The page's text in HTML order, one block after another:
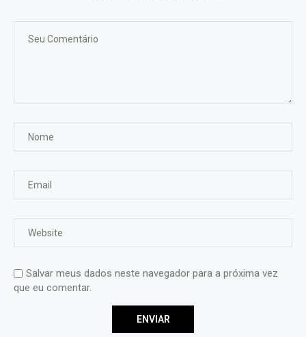
Salvar meus dados neste navegador para a próxima vez
que eu comentar.